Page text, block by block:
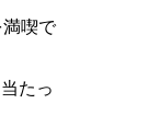
喫で
たっ